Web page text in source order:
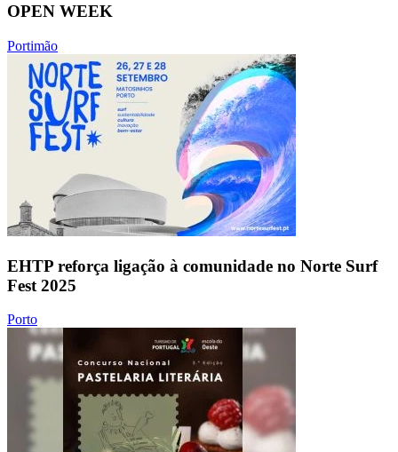
OPEN WEEK
Portimão
EHTP reforça ligação à comunidade no Norte Surf
Fest 2025
Porto